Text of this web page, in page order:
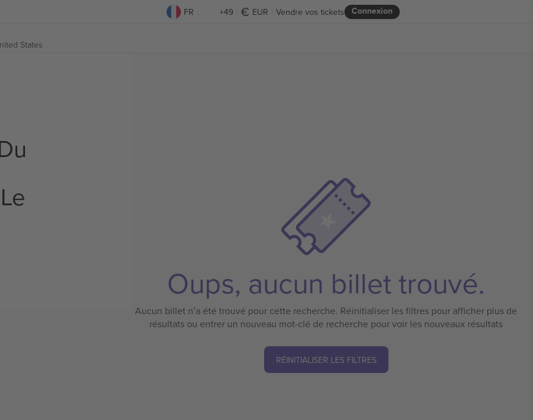
FR +49 EUR Connexion
Vendre vos tickets
States
Oups, aucun billet trouvé.
Aucun billet n’a été trouvé pour cette recherche. Réinitialiser les filtres pour afficher plus de
résultats ou entrer un nouveau mot-clé de recherche pour voir les nouveaux résultats
RÉINITIALISER LES FILTRES